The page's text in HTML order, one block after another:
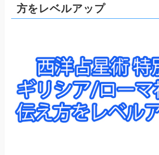
方をレベルアップ